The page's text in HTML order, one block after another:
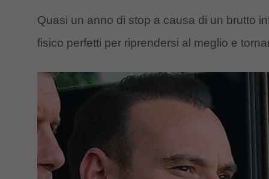
Quasi un anno di stop a causa di un brutto
fisico perfetti per riprendersi al meglio e